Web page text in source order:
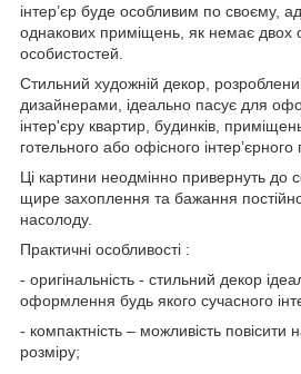
інтер’єр буде особливим по своєму,
однакових приміщень, як немає двох
особистостей.
Стильний художній декор,
дизайнерами, ідеально пасує для
інтер'єру квартир, будинків,
готельного або офісного інтер’єрного
Ці картини неодмінно привернуть до
щире захоплення та бажання
насолоду.
Практичні особливості :
- оригінальність - стильний декор
оформлення будь якого сучасного
- компактність – можливість повісити
розміру;